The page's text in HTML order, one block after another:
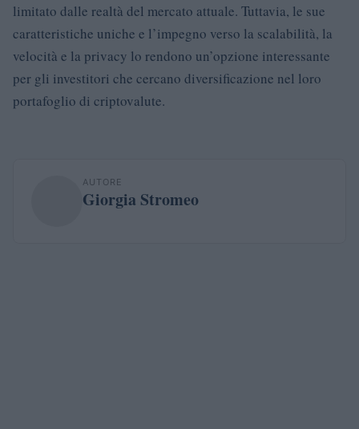
limitato dalle realtà del mercato attuale. Tuttavia, le sue
caratteristiche uniche e l’impegno verso la scalabilità, la
velocità e la privacy lo rendono un’opzione interessante
per gli investitori che cercano diversificazione nel loro
portafoglio di criptovalute.
AUTORE
Giorgia Stromeo